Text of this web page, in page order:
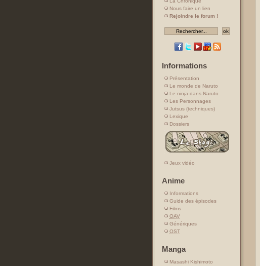
Nous faire un lien
Rejoindre le forum !
Informations
Présentation
Le monde de Naruto
Le ninja dans Naruto
Les Personnages
Jutsus (techniques)
Lexique
Dossiers
Jeux vidéo
Anime
Informations
Guide des épisodes
Films
OAV
Génériques
OST
Manga
Masashi Kishimoto